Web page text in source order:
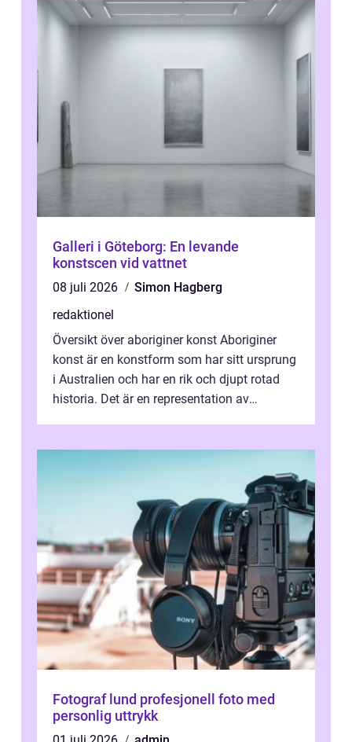
Galleri i Göteborg: En levande
konstscen vid vattnet
08 juli 2026
Simon Hagberg
redaktionel
Översikt över aboriginer konst Aboriginer
konst är en konstform som har sitt ursprung
i Australien och har en rik och djupt rotad
historia. Det är en representation av
Fotograf lund profesjonell foto med
personlig uttrykk